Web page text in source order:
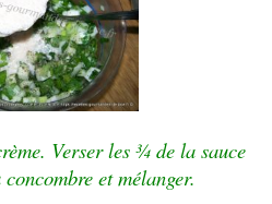
Verser les ¾ de la sauce
et mélanger.